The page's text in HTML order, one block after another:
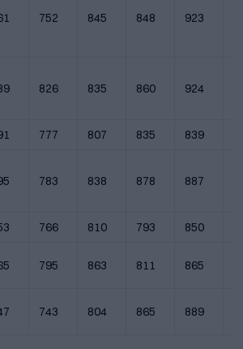
752 845 848 923
826 835 860 924
777 807 835 839
783 838 878 887
766 810 793 850
795 863 811 865
743 804 865 889